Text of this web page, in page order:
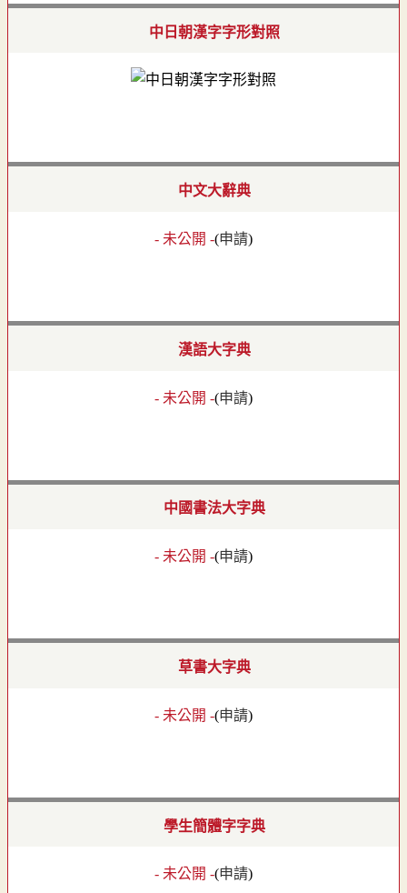
中日朝漢字字形對照
中文大辭典
- 未公開 -(申請)
漢語大字典
- 未公開 -(申請)
中國書法大字典
- 未公開 -(申請)
草書大字典
- 未公開 -(申請)
學生簡體字字典
- 未公開 -(申請)